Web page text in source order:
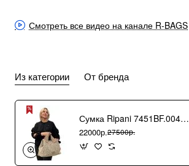
Смотреть все видео на канале R-BAGS
Из категории От бренда
Сумка Ripani 7451BF.00406 Ecru/Sabbia
22000р.27500р.